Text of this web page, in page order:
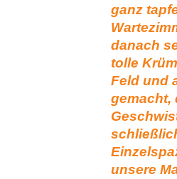
ganz
danach
tolle
Feld und
gemacht,
unsere